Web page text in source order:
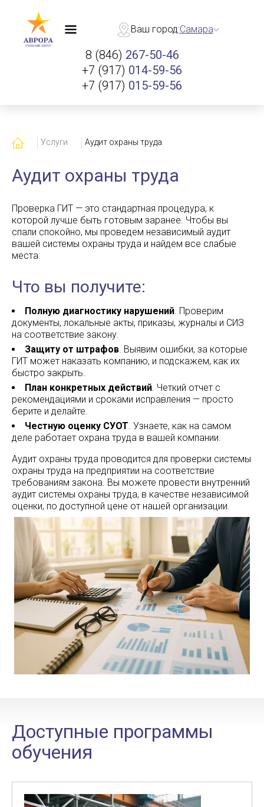
Ваш город:Самара
8 (846) 267-50-46
+7 (917) 014-59-56
+7 (917) 015-59-56
ГлавнаяУслуги Аудит охраны труда
Аудит охраны труда
Проверка ГИТ — это стандартная процедура, к
которой лучше быть готовым заранее. Чтобы вы
спали спокойно, мы проведем независимый аудит
вашей системы охраны труда и найдем все слабые
места.
Что вы получите:
Полную диагностику нарушений. Проверим
документы, локальные акты, приказы, журналы и СИЗ
на соответствие закону.
Защиту от штрафов. Выявим ошибки, за которые
ГИТ может наказать компанию, и подскажем, как их
быстро закрыть.
План конкретных действий. Четкий отчет с
рекомендациями и сроками исправления — просто
берите и делайте.
Честную оценку СУОТ. Узнаете, как на самом
деле работает охрана труда в вашей компании.
Аудит охраны труда проводится для проверки системы
охраны труда на предприятии на соответствие
требованиям закона. Вы можете провести внутренний
аудит системы охраны труда, в качестве независимой
оценки, по доступной цене от нашей организации.
Доступные программы
обучения